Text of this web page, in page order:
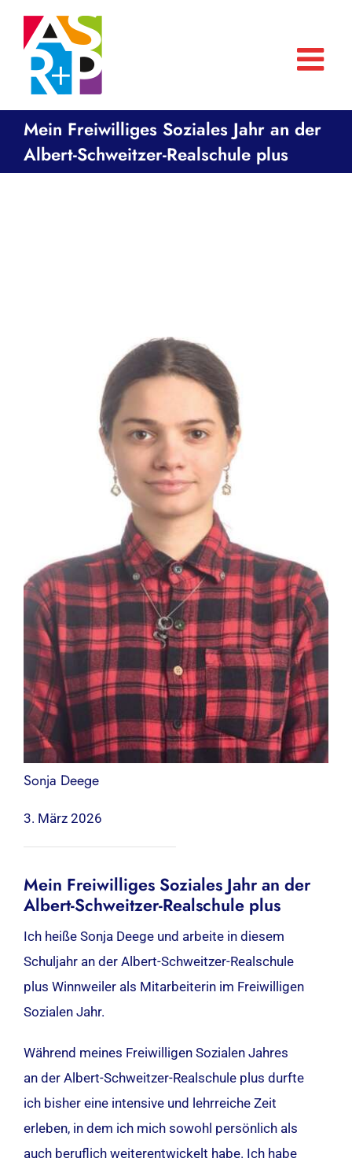
Zum
Inhalt
springen
Mein Freiwilliges Soziales Jahr an der
Albert-Schweitzer-Realschule plus
Sonja Deege
3. März 2026
Mein Freiwilliges Soziales Jahr an der
Albert-Schweitzer-Realschule plus
Ich heiße Sonja Deege und arbeite in diesem
Schuljahr an der Albert-Schweitzer-Realschule
plus Winnweiler als Mitarbeiterin im Freiwilligen
Sozialen Jahr.
Während meines Freiwilligen Sozialen Jahres
an der Albert-Schweitzer-Realschule plus durfte
ich bisher eine intensive und lehrreiche Zeit
erleben, in dem ich mich sowohl persönlich als
auch beruflich weiterentwickelt habe. Ich habe